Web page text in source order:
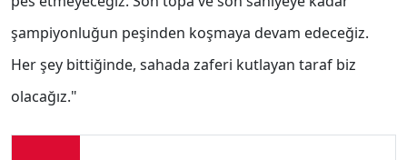
şampiyonluğun peşinden koşmaya devam edeceğiz.
Her şey bittiğinde, sahada zaferi kutlayan taraf biz
olacağız."